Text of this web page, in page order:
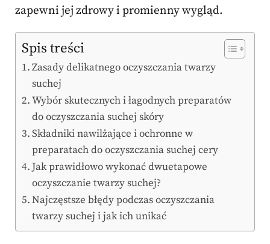
zapewni jej zdrowy i promienny wygląd.
Spis treści
Zasady delikatnego oczyszczania twarzy
suchej
Wybór skutecznych i łagodnych preparatów
do oczyszczania suchej skóry
Składniki nawilżające i ochronne w
preparatach do oczyszczania suchej cery
Jak prawidłowo wykonać dwuetapowe
oczyszczanie twarzy suchej?
Najczęstsze błędy podczas oczyszczania
twarzy suchej i jak ich unikać